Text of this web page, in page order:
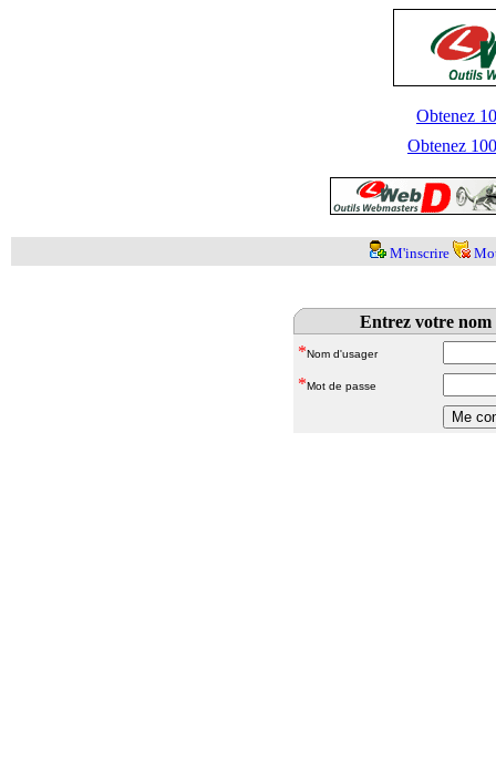
Obtenez
Obtenez
M'inscrire
Entrez votre nom
*Nom d'usager
*Mot de passe